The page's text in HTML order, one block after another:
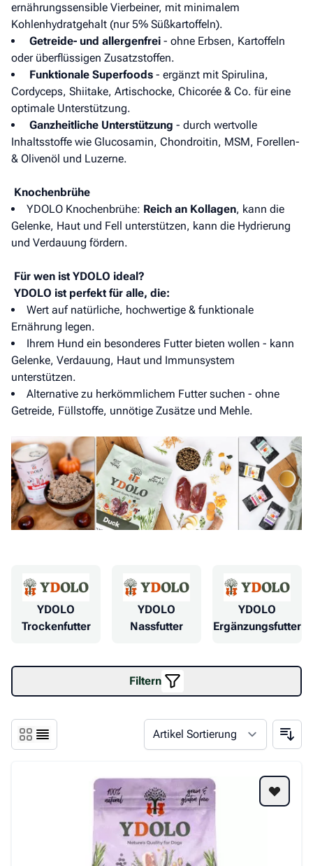
ernährungssensible Vierbeiner, mit minimalem
Kohlenhydratgehalt (nur 5% Süßkartoffeln).
Getreide- und allergenfrei - ohne Erbsen, Kartoffeln
oder überflüssigen Zusatzstoffen.
Funktionale Superfoods - ergänzt mit Spirulina,
Cordyceps, Shiitake, Artischocke, Chicorée & Co. für eine
optimale Unterstützung.
Ganzheitliche Unterstützung - durch wertvolle
Inhaltsstoffe wie Glucosamin, Chondroitin, MSM, Forellen-
& Olivenöl und Luzerne.
Knochenbrühe
YDOLO Knochenbrühe: Reich an Kollagen, kann die
Gelenke, Haut und Fell unterstützen, kann die Hydrierung
und Verdauung fördern.
Für wen ist YDOLO ideal?
YDOLO ist perfekt für alle, die:
Wert auf natürliche, hochwertige & funktionale
Ernährung legen.
Ihrem Hund ein besonderes Futter bieten wollen - kann
Gelenke, Verdauung, Haut und Immunsystem
unterstützen.
Alternative zu herkömmlichem Futter suchen - ohne
Getreide, Füllstoffe, unnötige Zusätze und Mehle.
YDOLO
Trockenfutter
YDOLO
Nassfutter
YDOLO
Ergänzungsfutter
Filtern